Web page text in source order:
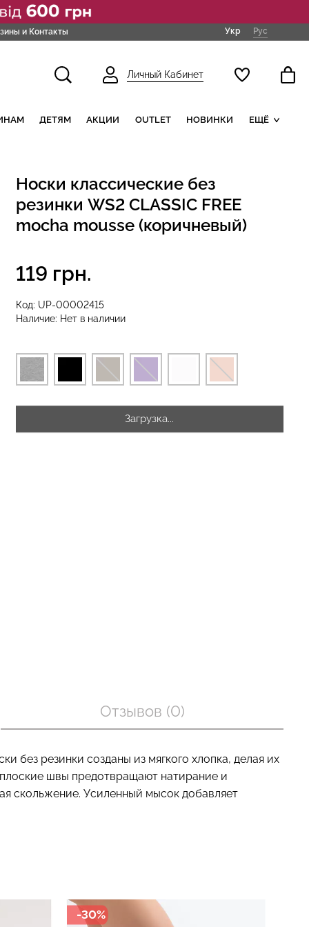
и Контакты Укр Рус
Личный Кабинет
ДЕТЯМ АКЦИИ OUTLET НОВИНКИ ЕЩЁ
Носки классические без
резинки WS2 CLASSIC FREE
mocha mousse (коричневый)
Код: UP-00002415
Наличие: Нет в наличии
119 грн.
Загрузка...
Отзывов (0)
без резинки созданы из мягкого хлопка, делая их
швы предотвращают натирание и
скольжение. Усиленный мысок добавляет
-49%
с
Бесшовные стринги STRING
BRIEFS (черный) Giulia
179 грн.299 грн.
TRACKS SHAPE black